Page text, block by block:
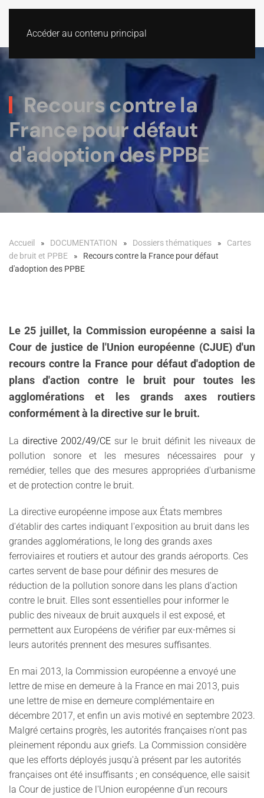
Accéder au contenu principal
Recours contre la
France pour défaut
d'adoption des PPBE
Accueil DOCUMENTATION Dossiers thématiques
Cartes
de bruit et PPBE
Recours contre la France pour défaut
d'adoption des PPBE
Le 25 juillet, la Commission européenne a saisi la
Cour de justice de l'Union européenne (CJUE) d'un
recours contre la France pour défaut d'adoption de
plans d'action contre le bruit pour toutes les
agglomérations et les grands axes routiers
conformément à la directive sur le bruit.
Ladirective 2002/49/CE sur le bruit définit les niveaux de
pollution sonore et les mesures nécessaires pour y
remédier, telles que des mesures appropriées d'urbanisme
et de protection contre le bruit.
La directive européenne impose aux États membres
d'établir des cartes indiquant l'exposition au bruit dans les
grandes agglomérations, le long des grands axes
ferroviaires et routiers et autour des grands aéroports. Ces
cartes servent de base pour définir des mesures de
réduction de la pollution sonore dans les plans d'action
contre le bruit. Elles sont essentielles pour informer le
public des niveaux de bruit auxquels il est exposé, et
permettent aux Européens de vérifier par eux-mêmes si
leurs autorités prennent des mesures suffisantes.
En mai 2013, la Commission européenne a envoyé une
lettre de mise en demeure à la France en mai 2013, puis
une lettre de mise en demeure complémentaire en
décembre 2017, et enfin un avis motivé en septembre 2023.
Malgré certains progrès, les autorités françaises n'ont pas
pleinement répondu aux griefs. La Commission considère
que les efforts déployés jusqu'à présent par les autorités
françaises ont été insuffisants ; en conséquence, elle saisit
la Cour de justice de l'Union européenne d'un recours